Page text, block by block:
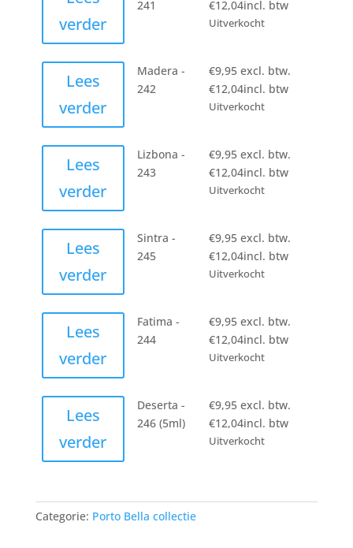
verder
241
€12,04incl. btw
Uitverkocht
Lees
verder
Madera -
242
€9,95 excl. btw.
€12,04incl. btw
Uitverkocht
Lees
verder
Lizbona -
243
€9,95 excl. btw.
€12,04incl. btw
Uitverkocht
Lees
verder
Sintra -
245
€9,95 excl. btw.
€12,04incl. btw
Uitverkocht
Lees
verder
Fatima -
244
€9,95 excl. btw.
€12,04incl. btw
Uitverkocht
Lees
verder
Deserta -
246 (5ml)
€9,95 excl. btw.
€12,04incl. btw
Uitverkocht
Categorie: Porto Bella collectie